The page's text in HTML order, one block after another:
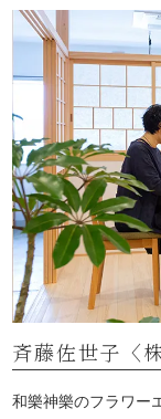
斉藤佐世子〈
和樂神樂のフラワー